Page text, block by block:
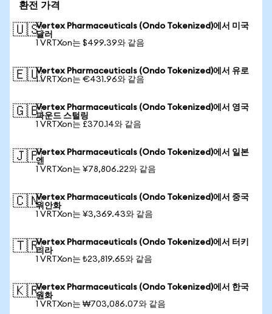
환전 가격
🇺🇸Vertex Pharmaceuticals (Ondo Tokenized)에서 미국
달러
1 VRTXon는 $499.39와 같음
🇪🇺Vertex Pharmaceuticals (Ondo Tokenized)에서 유로
1 VRTXon는 €431.96와 같음
🇬🇧Vertex Pharmaceuticals (Ondo Tokenized)에서 영국
파운드 스털링
1 VRTXon는 £370.14와 같음
🇯🇵Vertex Pharmaceuticals (Ondo Tokenized)에서 일본
엔
1 VRTXon는 ¥78,806.22와 같음
🇨🇳Vertex Pharmaceuticals (Ondo Tokenized)에서 중국
위안화
1 VRTXon는 ¥3,369.43와 같음
🇹🇷Vertex Pharmaceuticals (Ondo Tokenized)에서 터키
리라
1 VRTXon는 ₺23,819.65와 같음
🇰🇷Vertex Pharmaceuticals (Ondo Tokenized)에서 한국
원화
1 VRTXon는 ₩703,086.07와 같음